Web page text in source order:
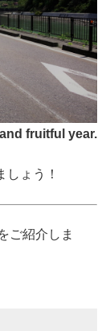
fruitful year.
ょう！
ご紹介しま